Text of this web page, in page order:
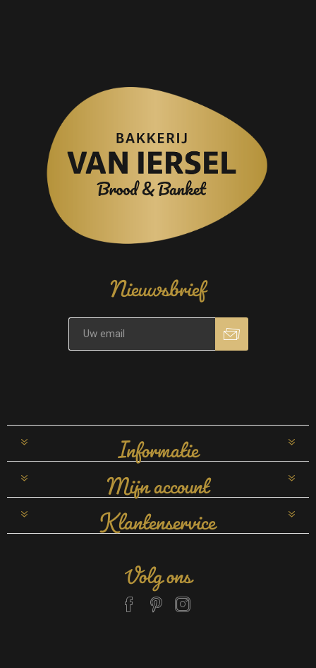
Nieuwsbrief
Informatie
Mijn account
Klantenservice
Volg ons